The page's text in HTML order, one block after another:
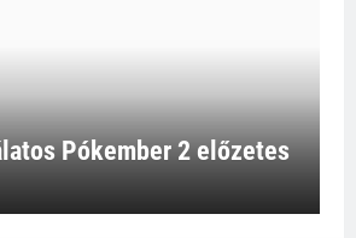
Pókember 2 előzetes